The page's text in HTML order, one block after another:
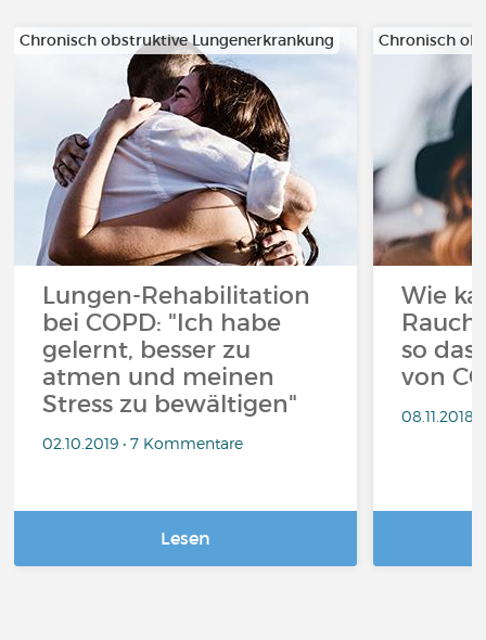
Chronisch obstruktive Lungenerkrankung
Lungen-Rehabilitation
bei COPD: "Ich habe
gelernt, besser zu
atmen und meinen
Stress zu bewältigen"
02.10.2019 • 7 Kommentare
Lesen
Chronisch
Wie
so
von
08.11.2018